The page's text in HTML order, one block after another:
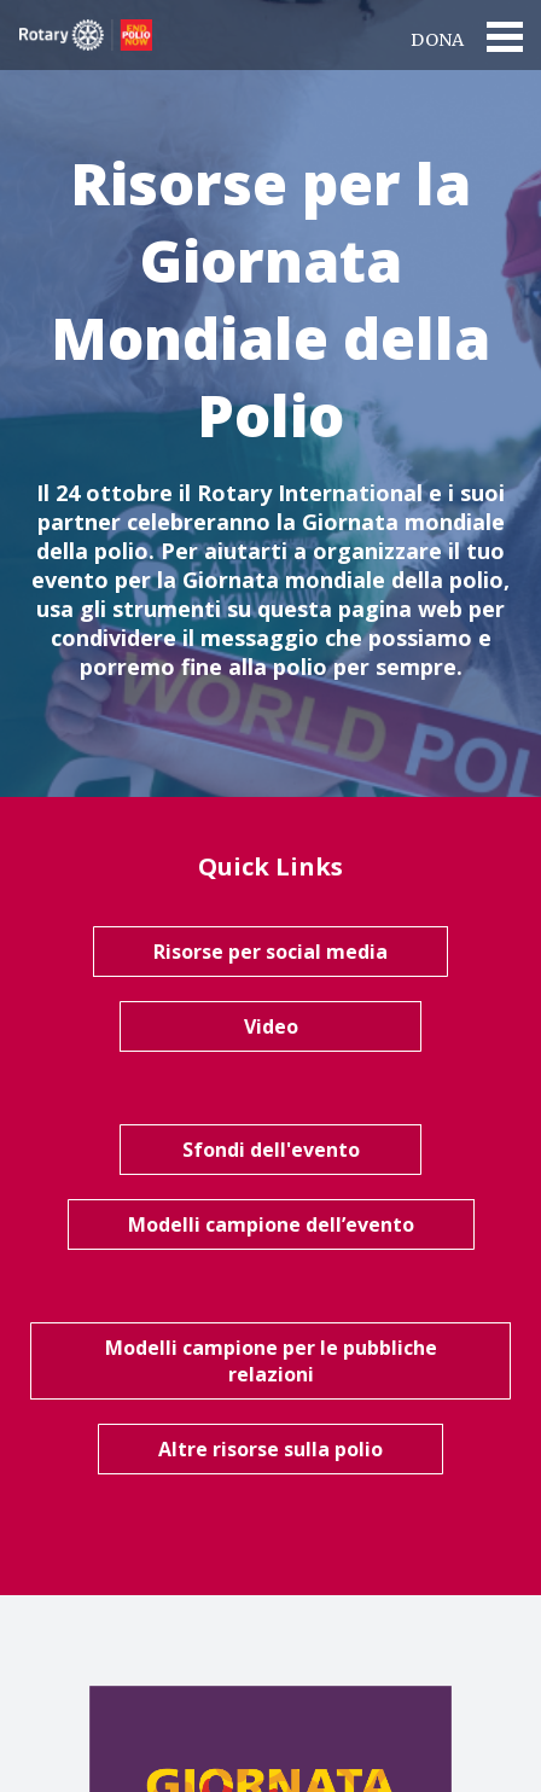
DONA
Risorse per la
Giornata
Mondiale della
Polio
Il 24 ottobre il Rotary International e i suoi
partner celebreranno la Giornata mondiale
della polio. Per aiutarti a organizzare il tuo
evento per la Giornata mondiale della polio,
usa gli strumenti su questa pagina web per
condividere il messaggio che possiamo e
porremo fine alla polio per sempre.
Quick Links
Risorse per social media
Video
Sfondi dell'evento
Modelli campione dell’evento
Modelli campione per le pubbliche
relazioni
Altre risorse sulla polio